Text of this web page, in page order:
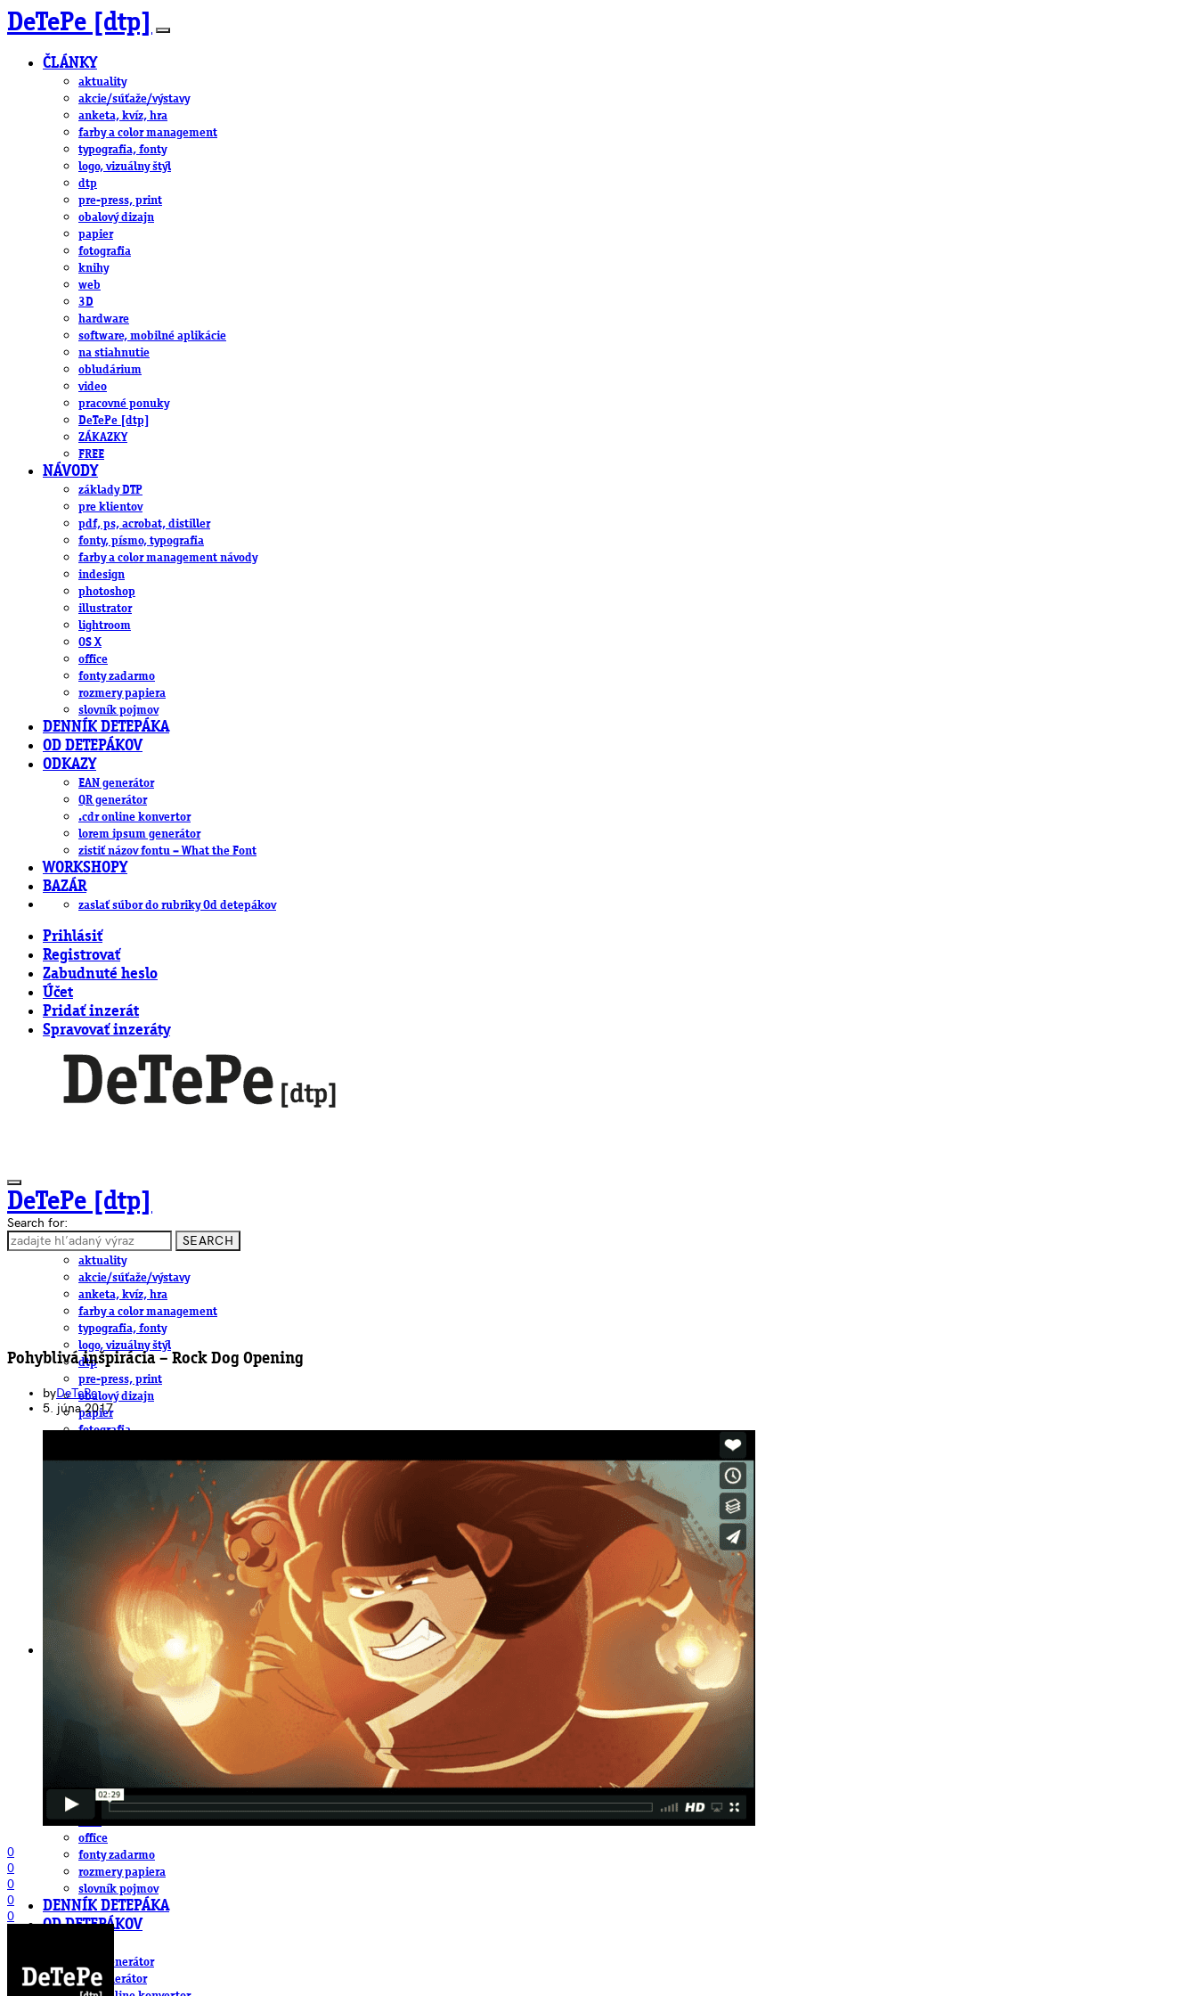
DeTePe [dtp]
ČLÁNKY
aktuality
akcie/súťaže/výstavy
anketa, kvíz, hra
farby a color management
typografia, fonty
logo, vizuálny štýl
dtp
pre-press, print
obalový dizajn
papier
fotografia
knihy
web
3D
hardware
software, mobilné aplikácie
na stiahnutie
obludárium
video
pracovné ponuky
DeTePe [dtp]
ZÁKAZKY
FREE
NÁVODY
základy DTP
pre klientov
pdf, ps, acrobat, distiller
fonty, písmo, typografia
farby a color management návody
indesign
photoshop
illustrator
lightroom
OS X
office
fonty zadarmo
rozmery papiera
slovník pojmov
DENNÍK DETEPÁKA
OD DETEPÁKOV
ODKAZY
EAN generátor
QR generátor
.cdr online konvertor
lorem ipsum generátor
zistiť názov fontu – What the Font
WORKSHOPY
BAZÁR
zaslať súbor do rubriky Od detepákov
Prihlásiť
Registrovať
Zabudnuté heslo
Účet
Pridať inzerát
Spravovať inzeráty
DeTePe [dtp]
ČLÁNKY
aktuality
akcie/súťaže/výstavy
anketa, kvíz, hra
farby a color management
typografia, fonty
logo, vizuálny štýl
dtp
pre-press, print
obalový dizajn
papier
fotografia
web
software, mobilné aplikácie
na stiahnutie
obludárium
video
pracovné ponuky
DeTePe [dtp]
ZÁKAZKY
FREE
NÁVODY
základy DTP
pre klientov
pdf, ps, acrobat, distiller
fonty, písmo, typografia
farby a color management návody
indesign
photoshop
illustrator
lightroom
OS X
office
fonty zadarmo
rozmery papiera
slovník pojmov
DENNÍK DETEPÁKA
OD DETEPÁKOV
EAN generátor
QR generátor
Search for:
SEARCH
Pohyblivá inšpirácia – Rock Dog Opening
byDeTePe
5. júna 2017
0
0
0
0
0